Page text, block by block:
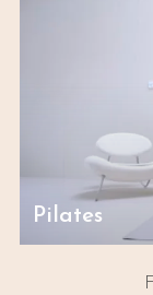
Pilates